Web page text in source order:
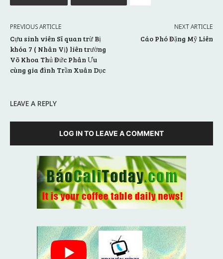
PREVIOUS ARTICLE
Cựu sinh viên Sĩ quan trừ Bị
khóa 7 ( Nhân Vị) liên trường
Võ Khoa Thủ Đức Phân Ưu
cùng gia đình Trần Xuân Dục
NEXT ARTICLE
Cáo Phó Đặng Mỹ Liên
LEAVE A REPLY
LOG IN TO LEAVE A COMMENT